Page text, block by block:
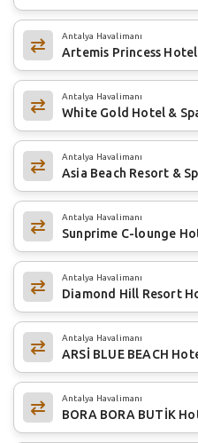
Antalya Havalimanı
Artemis Princess Hotel
Antalya Havalimanı
White Gold Hotel &
Antalya Havalimanı
Asia Beach Resort &
Antalya Havalimanı
Sunprime C-lounge
Antalya Havalimanı
Diamond Hill Resort
Antalya Havalimanı
ARSİ BLUE BEACH
Antalya Havalimanı
BORA BORA BUTİK